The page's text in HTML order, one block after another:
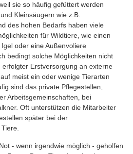
sie so häufig gefüttert werden
Kleinsäugern wie z.B.
des hohen Bedarfs haben viele
für Wildtiere, wie einen
oder eine Außenvoliere
bedingt solche Möglichkeiten nicht
erfolgter Erstversorgung an externe
meist ein oder wenige Tierarten
sind das private Pflegestellen,
Arbeitsgemeinschaften, bei
Oft unterstützen die Mitarbeiter
später bei der
- wenn irgendwie möglich - geholfen